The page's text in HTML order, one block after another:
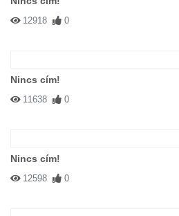
12918 0
Nincs cím!
11638 0
Nincs cím!
12598 0